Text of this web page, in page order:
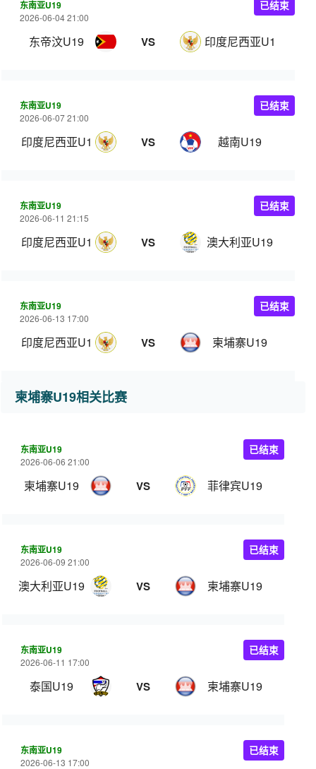
东南亚U19
2026-06-04 21:00
东帝汶U19 VS 印度尼西亚U19
已结束
东南亚U19
2026-06-07 21:00
印度尼西亚U19 VS 越南U19
已结束
东南亚U19
2026-06-11 21:15
印度尼西亚U19 VS 澳大利亚U19
已结束
东南亚U19
2026-06-13 17:00
印度尼西亚U19 VS 柬埔寨U19
已结束
柬埔寨U19相关比赛
东南亚U19
2026-06-06 21:00
柬埔寨U19 VS 菲律宾U19
已结束
东南亚U19
2026-06-09 21:00
澳大利亚U19 VS 柬埔寨U19
已结束
东南亚U19
2026-06-11 17:00
泰国U19 VS 柬埔寨U19
已结束
东南亚U19
2026-06-13 17:00
已结束